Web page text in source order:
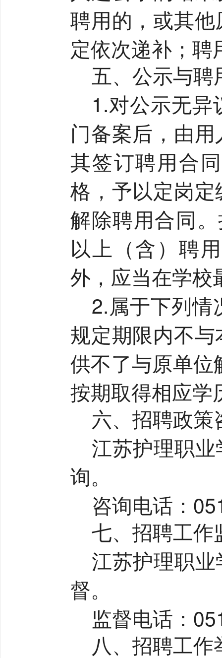
聘用的，或其
定依次递补；
五、公示与聘
1.对公示无异
门备案后，由
其签订聘用合
格，予以定岗
解除聘用合同
以上（含）聘
外，应当在学校
2.属于下列
规定期限内不
供不了与原单
按期取得相应学
六、招聘政策
江苏护理职
询。
咨询电话：
七、招聘工作
江苏护理职
督。
监督电话：
八、招聘工作